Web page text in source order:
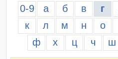
0-9 а б в г
к
л м н о
ф
х ц ч ш